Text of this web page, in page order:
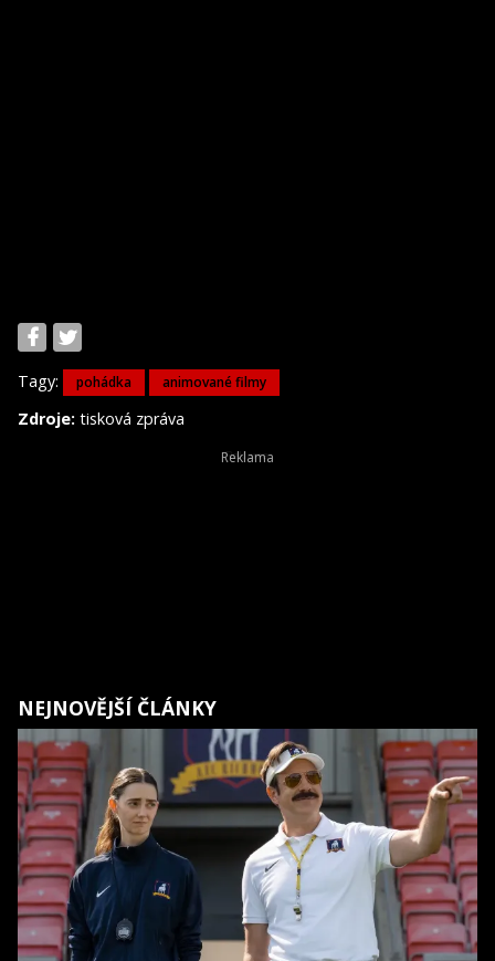
Tagy: pohádka animované filmy
Zdroje: tisková zpráva
NEJNOVĚJŠÍ ČLÁNKY